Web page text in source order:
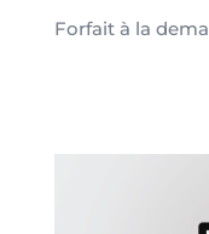
Forfait à la